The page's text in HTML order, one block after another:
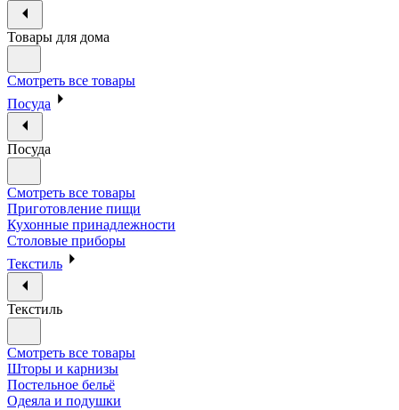
Товары для дома
Смотреть все товары
Посуда
Посуда
Смотреть все товары
Приготовление пищи
Кухонные принадлежности
Столовые приборы
Текстиль
Текстиль
Смотреть все товары
Шторы и карнизы
Постельное бельё
Одеяла и подушки